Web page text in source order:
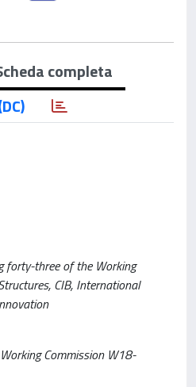
completa
forty-three of the Working
CIB, International
Commission W18-